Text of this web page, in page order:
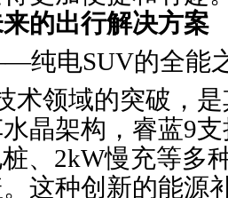
的出行解决方案
术领域的突破，
晶架构，睿蓝9
、2kW慢充等多
这种创新的能源